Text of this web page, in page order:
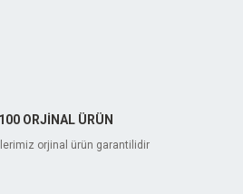
ORJİNAL ÜRÜN
orjinal ürün garantilidir